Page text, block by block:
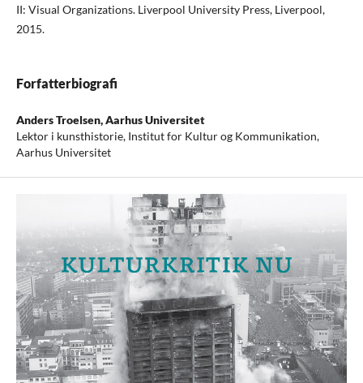
II: Visual Organizations. Liverpool University Press, Liverpool,
2015.
Forfatterbiografi
Anders Troelsen,Aarhus Universitet
Lektor i kunsthistorie, Institut for Kultur og Kommunikation,
Aarhus Universitet